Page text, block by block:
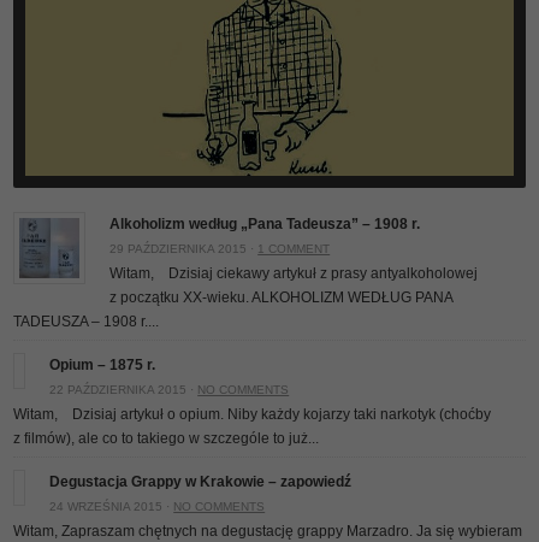
Alkoholizm według „Pana Tadeusza” – 1908 r.
29 PAŹDZIERNIKA 2015 · 1 COMMENT
Witam, Dzisiaj ciekawy artykuł z prasy antyalkoholowej
z początku XX-wieku. ALKOHOLIZM WEDŁUG PANA
TADEUSZA – 1908 r....
Opium – 1875 r.
22 PAŹDZIERNIKA 2015 · NO COMMENTS
Witam, Dzisiaj artykuł o opium. Niby każdy kojarzy taki narkotyk (choćby
z filmów), ale co to takiego w szczególe to już...
Degustacja Grappy w Krakowie – zapowiedź
24 WRZEŚNIA 2015 · NO COMMENTS
Witam, Zapraszam chętnych na degustację grappy Marzadro. Ja się wybieram